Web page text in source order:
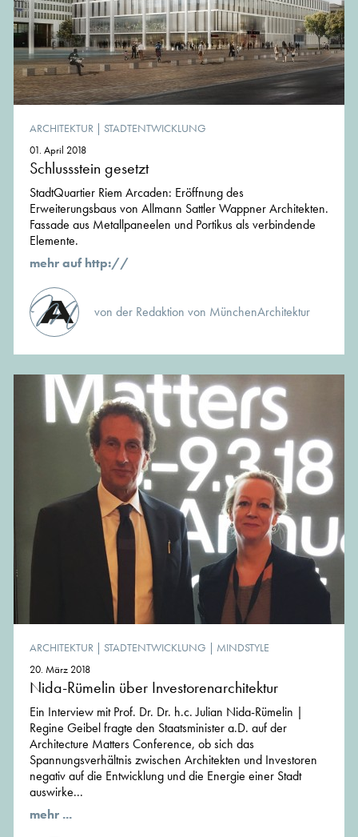
ARCHITEKTUR | STADTENTWICKLUNG
01. April 2018
Schlussstein gesetzt
StadtQuartier Riem Arcaden: Eröffnung des
Erweiterungsbaus von Allmann Sattler Wappner Architekten.
Fassade aus Metallpaneelen und Portikus als verbindende
Elemente.
mehr auf http://
von der Redaktion von MünchenArchitektur
ARCHITEKTUR | STADTENTWICKLUNG | MINDSTYLE
20. März 2018
Nida-Rümelin über Investorenarchitektur
Ein Interview mit Prof. Dr. Dr. h.c. Julian Nida-Rümelin |
Regine Geibel fragte den Staatsminister a.D. auf der
Architecture Matters Conference, ob sich das
Spannungsverhältnis zwischen Architekten und Investoren
negativ auf die Entwicklung und die Energie einer Stadt
auswirke...
mehr ...